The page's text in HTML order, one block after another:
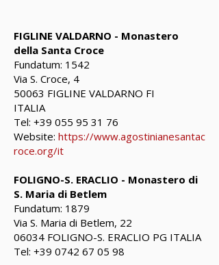
FIGLINE VALDARNO - Monastero
della Santa Croce
Fundatum: 1542
Via S. Croce, 4
50063 FIGLINE VALDARNO FI
ITALIA
Tel: +39 055 95 31 76
Website: https://www.agostinianesantac
roce.org/it
FOLIGNO-S. ERACLIO - Monastero di
S. Maria di Betlem
Fundatum: 1879
Via S. Maria di Betlem, 22
06034 FOLIGNO-S. ERACLIO PG ITALIA
Tel: +39 0742 67 05 98